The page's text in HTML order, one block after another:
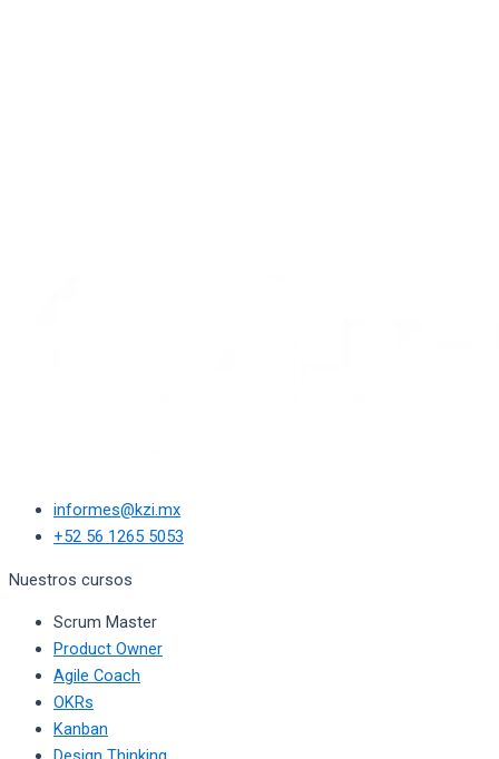
informes@kzi.mx
+52 56 1265 5053
Nuestros cursos
Scrum Master
Product Owner
Agile Coach
OKRs
Kanban